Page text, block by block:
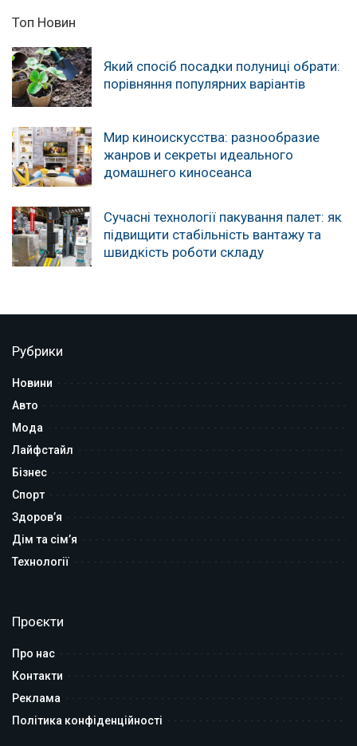
Топ Новин
Який спосіб посадки полуниці обрати:
порівняння популярних варіантів
Мир киноискусства: разнообразие
жанров и секреты идеального
домашнего киносеанса
Сучасні технології пакування палет: як
підвищити стабільність вантажу та
швидкість роботи складу
Рубрики
Новини
Авто
Мода
Лайфстайл
Бізнес
Спорт
Здоров’я
Дім та сім’я
Технології
Проєкти
Про нас
Контакти
Реклама
Політика конфіденційності